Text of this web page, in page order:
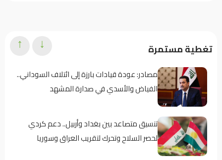
تغطية مستمرة
مصادر: عودة قيادات بارزة إلى ائتلاف السوداني..
الفياض والأسدي في صدارة المشهد
تنسيق متصاعد بين بغداد وأربيل.. دعم كردي
لحصر السلاح وتحرك لتقريب العراق وسوريا
↓
↑